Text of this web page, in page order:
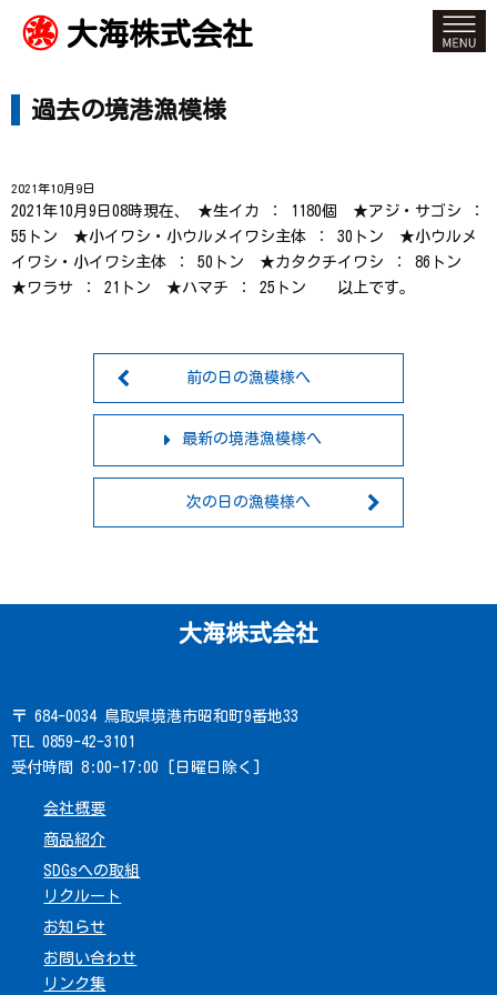
大海株式会社
過去の境港漁模様
2021年10月9日
2021年10月9日08時現在、 ★生イカ ： 1180個 ★アジ・サゴシ ：
55トン ★小イワシ・小ウルメイワシ主体 ： 30トン ★小ウルメ
イワシ・小イワシ主体 ： 50トン ★カタクチイワシ ： 86トン
★ワラサ ： 21トン ★ハマチ ： 25トン 以上です。
前の日の漁模様へ
最新の境港漁模様へ
次の日の漁模様へ
大海株式会社
〒 684-0034 鳥取県境港市昭和町9番地33
TEL 0859-42-3101
受付時間 8:00-17:00 [日曜日除く]
会社概要
商品紹介
SDGsへの取組
リクルート
お知らせ
お問い合わせ
リンク集